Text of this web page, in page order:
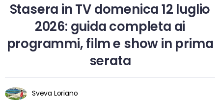
Stasera in TV domenica 12 luglio
2026: guida completa ai
programmi, film e show in prima
serata
Sveva Loriano